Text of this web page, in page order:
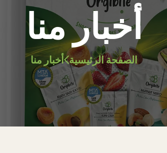
أخبار منا
أخبار منا الصفحة الرئيسية